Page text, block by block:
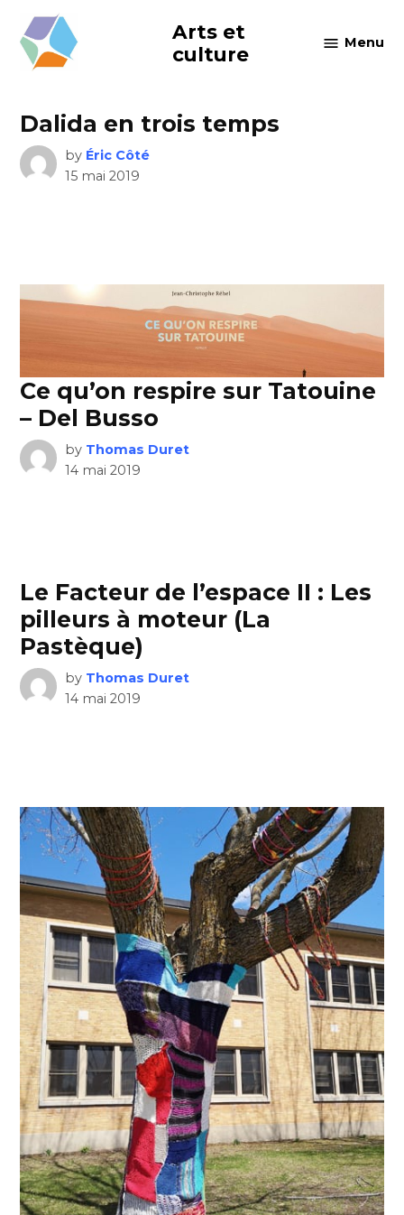
content
Arts et
culture
Menu
Dalida en trois temps
by Éric Côté
15 mai 2019
Ce qu’on respire sur Tatouine
– Del Busso
by Thomas Duret
14 mai 2019
Le Facteur de l’espace II : Les
pilleurs à moteur (La
Pastèque)
by Thomas Duret
14 mai 2019